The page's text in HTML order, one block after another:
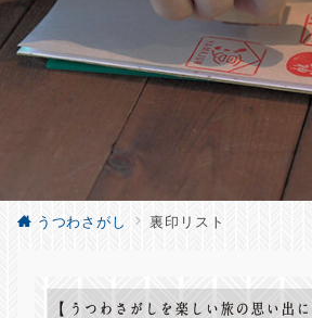
うつわさがし 裏印リスト